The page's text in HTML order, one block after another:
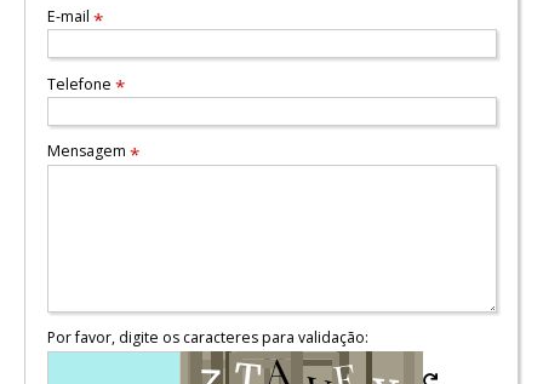
E-mail *
Telefone *
Mensagem *
Por favor, digite os caracteres para validação: